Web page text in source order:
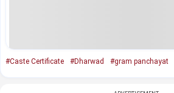
#Caste Certificate #Dharwad #gram panchayat